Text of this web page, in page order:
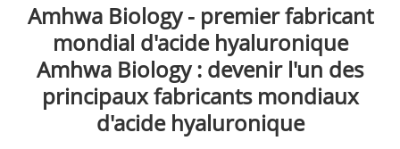
Amhwa Biology - premier fabricant
mondial d'acide hyaluronique
Amhwa Biology : devenir l'un des
principaux fabricants mondiaux
d'acide hyaluronique